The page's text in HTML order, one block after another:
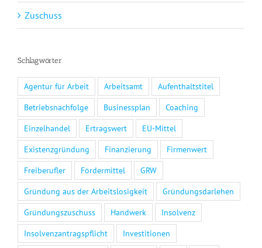
Zuschuss
Schlagwörter
Agentur für Arbeit Arbeitsamt
Aufenthaltstitel
Betriebsnachfolge
Businessplan
Coaching
Einzelhandel
Ertragswert
EU-Mittel
Existenzgründung
Finanzierung
Firmenwert
Freiberufler
Fördermittel
GRW
Gründung aus der Arbeitslosigkeit
Gründungsdarlehen
Gründungszuschuss
Handwerk
Insolvenz
Insolvenzantragspflicht
Investitionen